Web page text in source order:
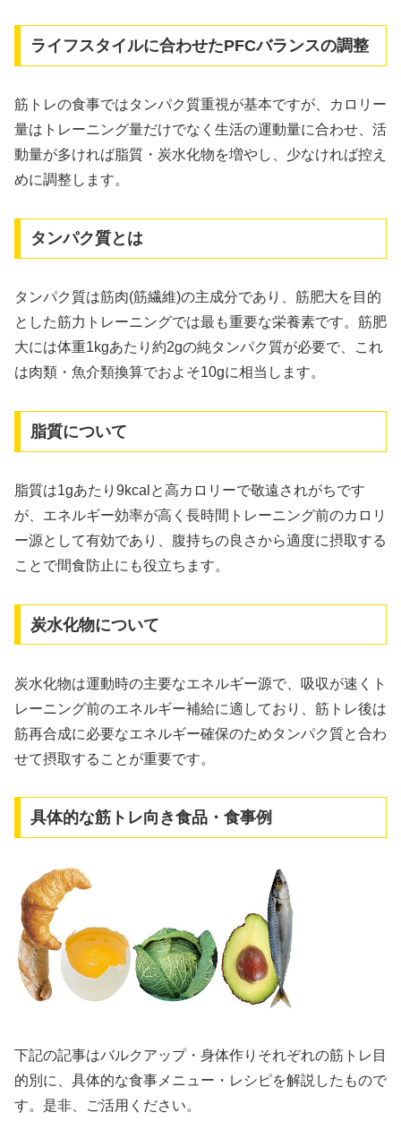
ライフスタイルに合わせたPFCバランスの調整
筋トレの食事ではタンパク質重視が基本ですが、カロリー
量はトレーニング量だけでなく生活の運動量に合わせ、活
動量が多ければ脂質・炭水化物を増やし、少なければ控え
めに調整します。
タンパク質とは
タンパク質は筋肉(筋繊維)の主成分であり、筋肥大を目的
とした筋力トレーニングでは最も重要な栄養素です。筋肥
大には体重1kgあたり約2gの純タンパク質が必要で、これ
は肉類・魚介類換算でおよそ10gに相当します。
脂質について
脂質は1gあたり9kcalと高カロリーで敬遠されがちです
が、エネルギー効率が高く長時間トレーニング前のカロリ
ー源として有効であり、腹持ちの良さから適度に摂取する
ことで間食防止にも役立ちます。
炭水化物について
炭水化物は運動時の主要なエネルギー源で、吸収が速くト
レーニング前のエネルギー補給に適しており、筋トレ後は
筋再合成に必要なエネルギー確保のためタンパク質と合わ
せて摂取することが重要です。
具体的な筋トレ向き食品・食事例
下記の記事はバルクアップ・身体作りそれぞれの筋トレ目
的別に、具体的な食事メニュー・レシピを解説したもので
す。是非、ご活用ください。